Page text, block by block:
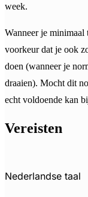
week.
Wanneer je minimaal
voorkeur dat je ook
doen (wanneer je
draaien). Mocht dit
echt voldoende kan
Vereisten
Nederlandse taal